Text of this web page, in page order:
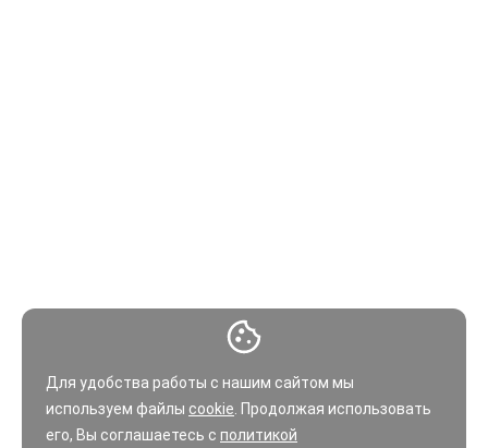
Для удобства работы с нашим сайтом мы
используем файлы cookie . Продолжая использовать
его, Вы соглашаетесь с политикой